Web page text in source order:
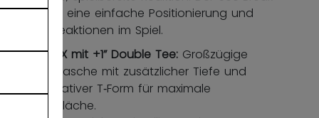
unterstützt eine einfache Positionierung und
schnelle Reaktionen im Spiel.
VORTX mit +1” Double Tee: Großzügige
Fangtasche mit zusätzlicher Tiefe und
innovativer T‑Form für maximale
Fangfläche.